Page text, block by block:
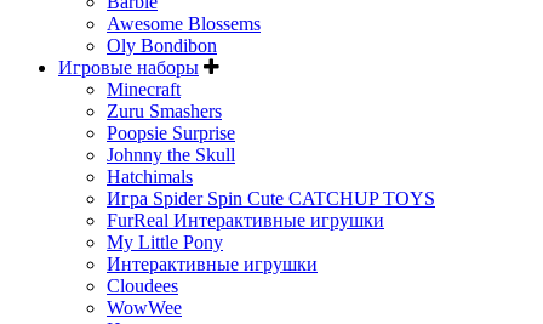
Awesome Blossems
Oly Bondibon
Игровые наборы
Minecraft
Zuru Smashers
Poopsie Surprise
Johnny the Skull
Hatchimals
Игра Spider Spin Cute CATCHUP TOYS
FurReal Интерактивные игрушки
My Little Pony
Интерактивные игрушки
Cloudees
WowWee